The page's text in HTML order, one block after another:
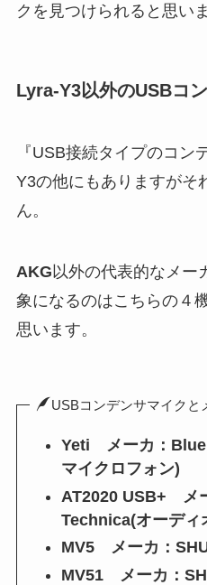
クを見つけられると思いま
Lyra-Y3以外のUSBコ
『USB接続タイプのコン
Y3の他にもありますがそ
ん。
AKG 以外の代表的なメー
象になるのはこちらの４
思います。
USBコンデンサマイクと
Yeti メーカ：
マイクロフォン)
AT2020 USB+ メ
Technica(オーディ
MV5 メーカ：
MV51 メーカ：